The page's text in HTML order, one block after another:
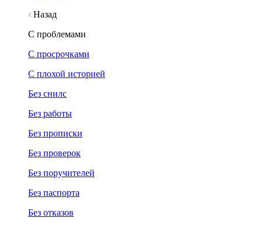
Назад
С проблемами
С просрочками
С плохой историей
Без снилс
Без работы
Без прописки
Без проверок
Без поручителей
Без паспорта
Без отказов